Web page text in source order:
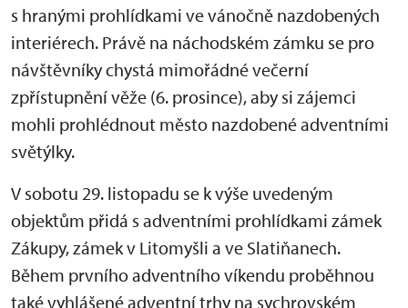
s hranými prohlídkami ve vánočně nazdobených
interiérech. Právě na náchodském zámku se pro
návštěvníky chystá mimořádné večerní
zpřístupnění věže (6. prosince), aby si zájemci
mohli prohlédnout město nazdobené adventními
světýlky.
V sobotu 29. listopadu se k výše uvedeným
objektům přidá s adventními prohlídkami zámek
Zákupy, zámek v Litomyšli a ve Slatiňanech.
Během prvního adventního víkendu proběhnou
také vyhlášené adventní trhy na sychrovském